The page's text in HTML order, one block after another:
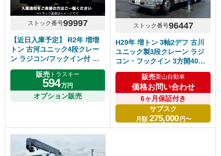
ストック番号99997
【近日入庫予定】 R2年 増増
トン 古河ユニック4段クレー
ン ラジコン/フックイン付 ア
ルミブロック 5方開60アオリ
平ボデー 5500セミワイド ス
テンパーツ多数 シフト7速MT
積載6500㎏ 日野レンジャー
販売 トラスキー
594万円
オプション販売
ストック番号96447
H29年 増トン 3軸2デフ 古川
ユニック製3段クレーン ラジ
コン・フックイン 3方開40ア
オリ アルミブロック 5500ワ
イド 6速マニュアル ふそうフ
ァイター 車検付き
販売栗山自動車
価格お問い合わせ
6ヶ月保証付き
サブスク
月額 275,000 円〜